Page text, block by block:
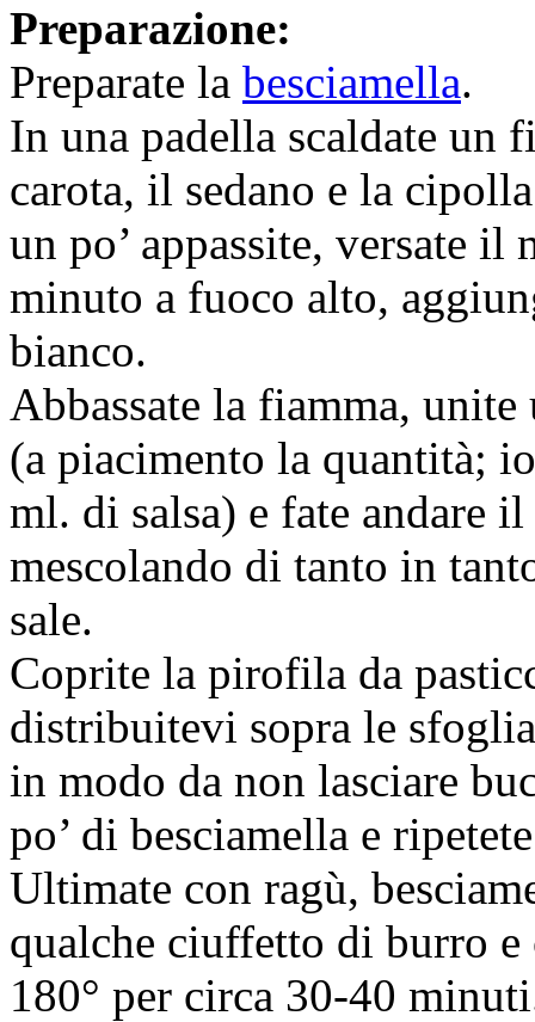
Preparazione:
Preparate la besciamella.
In una padella scaldate un
carota, il sedano e la
un po’ appassite, versate
minuto a fuoco alto,
bianco.
Abbassate la fiamma,
(a piacimento la quantità;
ml. di salsa) e fate andare
mescolando di tanto in
sale.
Coprite la pirofila da
distribuitevi sopra le
in modo da non lasciare
po’ di besciamella e
Ultimate con ragù,
qualche ciuffetto di burro
180° per circa 30-40